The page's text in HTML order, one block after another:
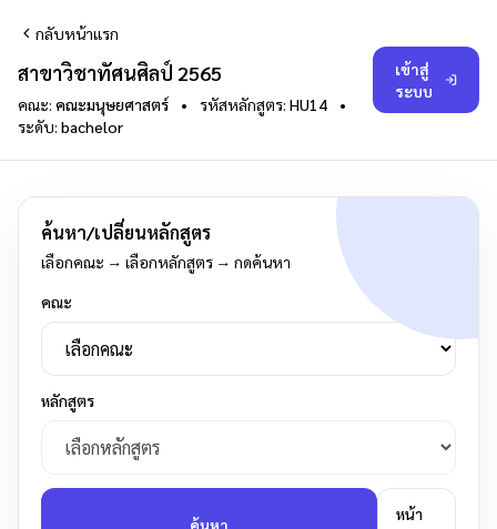
กลับหน้าแรก
สาขาวิชาทัศนศิลป์ 2565
คณะ: คณะมนุษยศาสตร์ • รหัสหลักสูตร: HU14
•
ระดับ: bachelor
เข้าสู่
ระบบ
ค้นหา/เปลี่ยนหลักสูตร
เลือกคณะ → เลือกหลักสูตร → กดค้นหา
คณะ
หลักสูตร
ค้นหา
หน้า